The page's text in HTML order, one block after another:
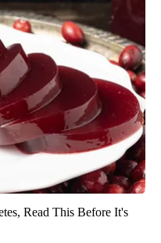
Read This Before It's